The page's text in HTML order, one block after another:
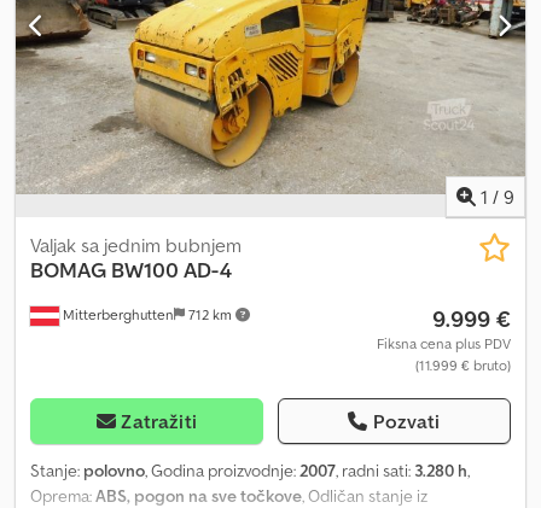
kompletnu inspekciju, dodatne fotografije ili video? Savet:
Referenca "40960 Equippo" se često koristi za pretragu dodatnih
informacija na internetu. 💡 Zašto izabrati ovu mašinu i našu
uslugu: ✔ Detaljna provera od strane profesionalaca ✔ Dostava
direktno na gradilište ✔ Garancija povrata novca ✔ Sigurne i
fleksibilne opcije plaćanja 🔄 Razmatrate druge opcije opreme?
Nudimo korisne alate i resurse za sve vlasnike i operatere opreme
– lako dostupni na našoj platformi.
1 / 9
Mitterberghutten 712 km
Valjak sa jednim bubnjem
BOMAG BW100 AD-4
9.999 €
Fiksna cena plus PDV
(11.999 € bruto)
Zatražiti Pozvati
Stanje: polovno, Godina proizvodnje: 2007, radni sati: 3.280 h,
Oprema:ABS, pogon na sve točkove , Odličan stanje iz